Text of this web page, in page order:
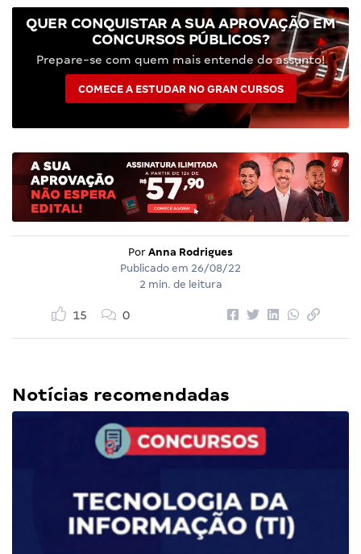
QUER CONQUISTAR A SUA APROVAÇÃO EM
CONCURSOS PÚBLICOS?
Prepare-se com quem mais entende do assunto!
COMECE A ESTUDAR NO GRAN CURSOS
Por Anna Rodrigues
Publicado em 26/08/22
2 min. de leitura
15 0
Notícias recomendadas